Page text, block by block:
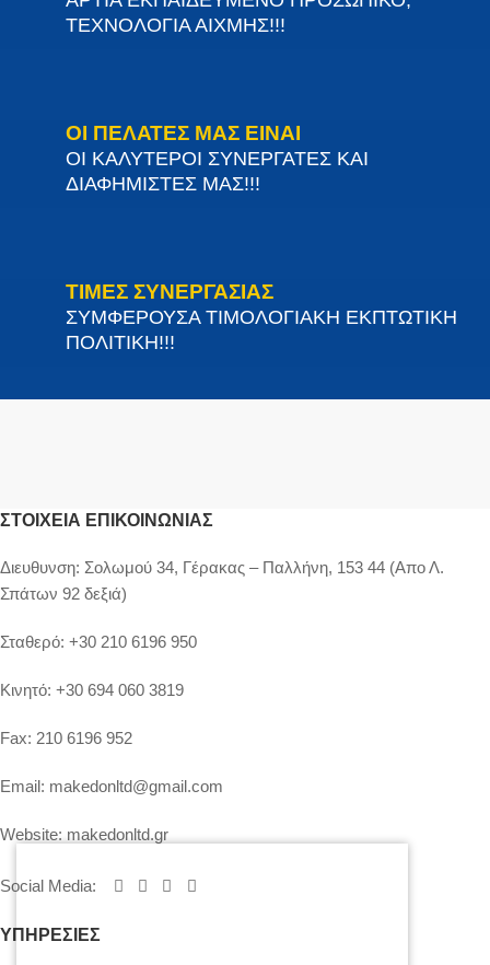
ΤΕΧΝΟΛΟΓΙΑ ΑΙΧΜΗΣ!!!
ΟΙ ΠΕΛΑΤΕΣ ΜΑΣ ΕΙΝΑΙ
ΟΙ ΚΑΛΥΤΕΡΟΙ ΣΥΝΕΡΓΑΤΕΣ ΚΑΙ
ΔΙΑΦΗΜΙΣΤΕΣ ΜΑΣ!!!
ΤΙΜΕΣ ΣΥΝΕΡΓΑΣΙΑΣ
ΣΥΜΦΕΡΟΥΣΑ ΤΙΜΟΛΟΓΙΑΚΗ ΕΚΠΤΩΤΙΚΗ
ΠΟΛΙΤΙΚΗ!!!
ΣΤΟΙΧΕΊΑ ΕΠΙΚΟΙΝΩΝΊΑΣ
Διευθυνση: Σολωμού 34, Γέρακας – Παλλήνη, 153 44 (Απο Λ.
Σπάτων 92 δεξιά)
Σταθερό: +30 210 6196 950
Κινητό: +30 694 060 3819
Fax: 210 6196 952
Email: makedonltd@gmail.com
Website: makedonltd.gr
Social Media:
ΥΠΗΡΕΣΙΕΣ